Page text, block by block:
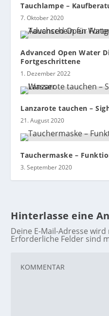
Tauchlampe –
7. Oktober 2020
Advanced Open Water
Fortgeschrittene
1. Dezember 2022
Lanzarote tauchen –
21. August 2020
Tauchermaske –
3. September 2020
Hinterlasse eine
Deine E-Mail-Adresse
Erforderliche Felder sind